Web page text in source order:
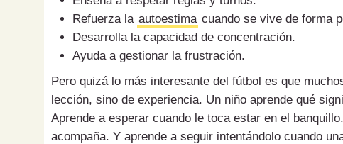
Refuerza la autoestima cuando se vive de forma
Desarrolla la capacidad de concentración.
Ayuda a gestionar la frustración.
Pero quizá lo más interesante del fútbol es que
lección, sino de experiencia. Un niño aprende qué
Aprende a esperar cuando le toca estar en el
acompaña. Y aprende a seguir intentándolo cuando